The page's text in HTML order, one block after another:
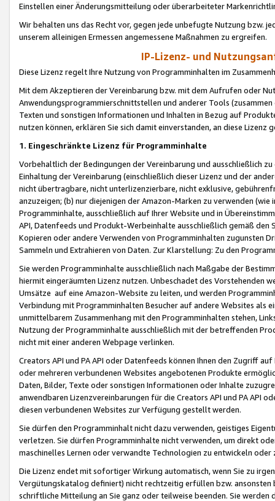
Einstellen einer Änderungsmitteilung oder überarbeiteter
Wir behalten uns das Recht vor, gegen jede unbefugte Nutzung bzw.
unserem alleinigen Ermessen angemessene Maßnahmen zu ergreifen.
IP-Lizenz- und
Diese Lizenz regelt Ihre Nutzung von Programminhalten im
Mit dem Akzeptieren der Vereinbarung bzw. mit dem Aufrufen oder
Anwendungsprogrammierschnittstellen und anderer Tools (zusammen
Texten und sonstigen Informationen und Inhalten in Bezug auf
nutzen können, erklären Sie sich damit einverstanden, an diese Lizenz
1. Eingeschränkte Lizenz für Programminhalte
Vorbehaltlich der Bedingungen der Vereinbarung und ausschließlich
Einhaltung der Vereinbarung (einschließlich dieser Lizenz und der
nicht übertragbare, nicht unterlizenzierbare, nicht exklusive,
anzuzeigen; (b) nur diejenigen der Amazon-Marken zu verwenden
Programminhalte, ausschließlich auf Ihrer Website und in
API, Datenfeeds und Produkt-Werbeinhalte ausschließlich gemäß
Kopieren oder andere Verwenden von Programminhalten zugunsten
Sammeln und Extrahieren von Daten. Zur Klarstellung: Zu den
Sie werden Programminhalte ausschließlich nach Maßgabe der
hiermit eingeräumten Lizenz nutzen. Unbeschadet des Vorstehenden
Umsätze auf eine Amazon-Website zu leiten, und werden
Verbindung mit Programminhalten Besucher auf andere Websites als
unmittelbarem Zusammenhang mit den Programminhalten stehen,
Nutzung der Programminhalte ausschließlich mit der betreffenden
nicht mit einer anderen Webpage verlinken.
Creators API und PA API oder Datenfeeds können Ihnen den Zugriff
oder mehreren verbundenen Websites angebotenen Produkte
Daten, Bilder, Texte oder sonstigen Informationen oder Inhalte
anwendbaren Lizenzvereinbarungen für die Creators API und PA API
diesen verbundenen Websites zur Verfügung gestellt werden.
Sie dürfen den Programminhalt nicht dazu verwenden, geistiges
verletzen. Sie dürfen Programminhalte nicht verwenden, um direkt
maschinelles Lernen oder verwandte Technologien zu entwickeln
Die Lizenz endet mit sofortiger Wirkung automatisch, wenn Sie zu
Vergütungskatalog definiert) nicht rechtzeitig erfüllen bzw. ansonsten
schriftliche Mitteilung an Sie ganz oder teilweise beenden. Sie werden